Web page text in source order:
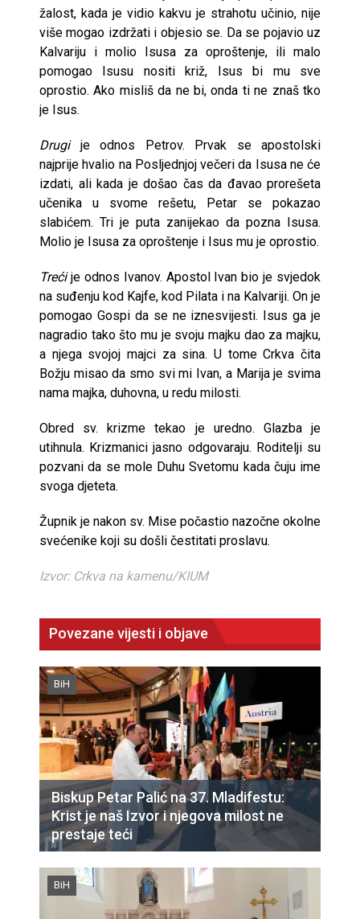
žalost, kada je vidio kakvu je strahotu učinio, nije
više mogao izdržati i objesio se. Da se pojavio uz
Kalvariju i molio Isusa za oproštenje, ili malo
pomogao Isusu nositi križ, Isus bi mu sve
oprostio. Ako misliš da ne bi, onda ti ne znaš tko
je Isus.
Drugije odnos Petrov. Prvak se apostolski
najprije hvalio na Posljednjoj večeri da Isusa ne će
izdati, ali kada je došao čas da đavao prorešeta
učenika u svome rešetu, Petar se pokazao
slabićem. Tri je puta zanijekao da pozna Isusa.
Molio je Isusa za oproštenje i Isus mu je oprostio.
Trećije odnos Ivanov. Apostol Ivan bio je svjedok
na suđenju kod Kajfe, kod Pilata i na Kalvariji. On je
pomogao Gospi da se ne iznesvijesti. Isus ga je
nagradio tako što mu je svoju majku dao za majku,
a njega svojoj majci za sina. U tome Crkva čita
Božju misao da smo svi mi Ivan, a Marija je svima
nama majka, duhovna, u redu milosti.
Obred sv. krizme tekao je uredno. Glazba je
utihnula. Krizmanici jasno odgovaraju. Roditelji su
pozvani da se mole Duhu Svetomu kada čuju ime
svoga djeteta.
Župnik je nakon sv. Mise počastio nazočne okolne
svećenike koji su došli čestitati proslavu.
Izvor: Crkva na kamenu/KIUM
Povezane vijesti i objave
BiH
Biskup Petar Palić na 37. Mladifestu:
Krist je naš Izvor i njegova milost ne
prestaje teći
BiH